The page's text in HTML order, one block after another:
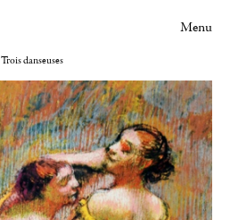
Menu
Trois danseuses